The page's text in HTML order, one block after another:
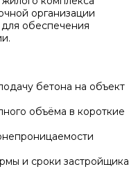
организации
обеспечения
бетона на объект
объёма в короткие
и сроки застройщика